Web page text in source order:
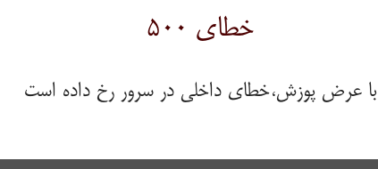
خطای ۵۰۰
با عرض پوزش،خطای داخلی در سرور رخ داده است